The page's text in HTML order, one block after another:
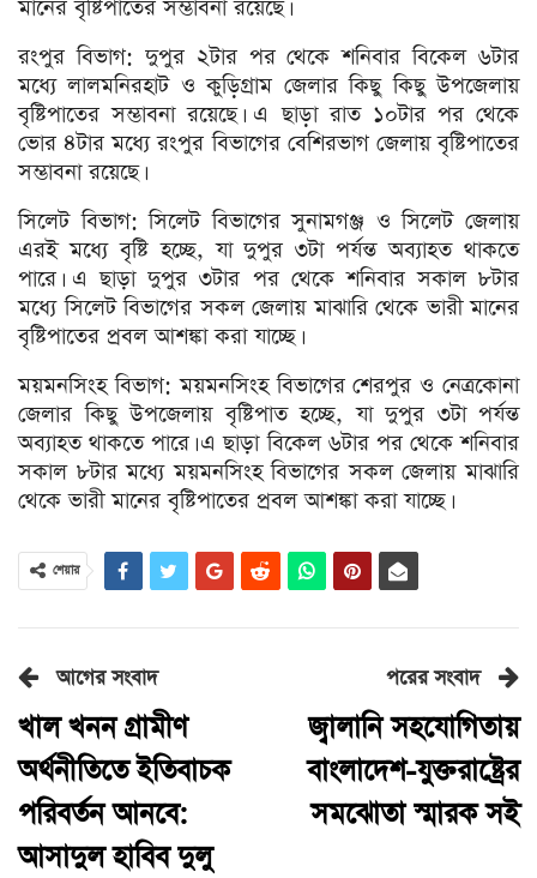
মানের বৃষ্টিপাতের সম্ভাবনা রয়েছে।
রংপুর বিভাগ: দুপুর ২টার পর থেকে শনিবার বিকেল ৬টার
মধ্যে লালমনিরহাট ও কুড়িগ্রাম জেলার কিছু কিছু উপজেলায়
বৃষ্টিপাতের সম্ভাবনা রয়েছে। এ ছাড়া রাত ১০টার পর থেকে
ভোর ৪টার মধ্যে রংপুর বিভাগের বেশিরভাগ জেলায় বৃষ্টিপাতের
সম্ভাবনা রয়েছে।
সিলেট বিভাগ: সিলেট বিভাগের সুনামগঞ্জ ও সিলেট জেলায়
এরই মধ্যে বৃষ্টি হচ্ছে, যা দুপুর ৩টা পর্যন্ত অব্যাহত থাকতে
পারে। এ ছাড়া দুপুর ৩টার পর থেকে শনিবার সকাল ৮টার
মধ্যে সিলেট বিভাগের সকল জেলায় মাঝারি থেকে ভারী মানের
বৃষ্টিপাতের প্রবল আশঙ্কা করা যাচ্ছে।
ময়মনসিংহ বিভাগ: ময়মনসিংহ বিভাগের শেরপুর ও নেত্রকোনা
জেলার কিছু উপজেলায় বৃষ্টিপাত হচ্ছে, যা দুপুর ৩টা পর্যন্ত
অব্যাহত থাকতে পারে। এ ছাড়া বিকেল ৬টার পর থেকে শনিবার
সকাল ৮টার মধ্যে ময়মনসিংহ বিভাগের সকল জেলায় মাঝারি
থেকে ভারী মানের বৃষ্টিপাতের প্রবল আশঙ্কা করা যাচ্ছে।
শেয়ার
আগের সংবাদ
খাল খনন গ্রামীণ
অর্থনীতিতে ইতিবাচক
পরিবর্তন আনবে:
আসাদুল হাবিব দুলু
পরের সংবাদ
জ্বালানি সহযোগিতায়
বাংলাদেশ-যুক্তরাষ্ট্রের
সমঝোতা স্মারক সই